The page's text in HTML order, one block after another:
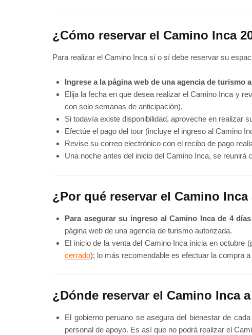
¿Cómo reservar el Camino Inca
Para realizar el Camino Inca sí o sí debe reservar su
Ingrese a la página web de una agencia de
Elija la fecha en que desea realizar el Camino Inca y
con solo semanas de anticipación).
Si todavía existe disponibilidad, aproveche en realizar
Efectúe el pago del tour (incluye el ingreso al Camino
Revise su correo electrónico con el recibo de pago
Una noche antes del inicio del Camino Inca, se
¿Por qué reservar el Camino
Para asegurar su ingreso al Camino Inca de 4
página web de una agencia de turismo autorizada.
El inicio de la venta del Camino Inca inicia en octubre
cerrado); lo más recomendable es efectuar la compra
¿Dónde reservar el Camino Inca
El gobierno peruano se asegura del bienestar de
personal de apoyo. Es así que no podrá realizar el